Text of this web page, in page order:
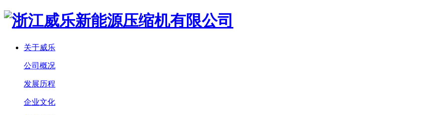
关于威乐
公司概况
发展历程
企业文化